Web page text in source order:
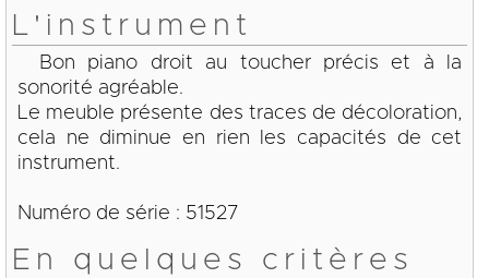
L'instrument
Bon piano droit au toucher précis et à la
sonorité agréable.
Le meuble présente des traces de décoloration,
cela ne diminue en rien les capacités de cet
instrument.
Numéro de série : 51527
En quelques critères